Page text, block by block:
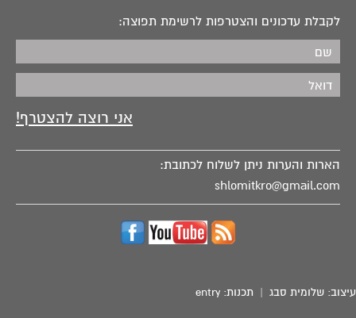
לקבלת עדכונים והצטרפות לרשימת תפוצה:
הארות והערות ניתן לשלוח לכתובת:
shlomitkro@gmail.com
עיצוב: שלומית סבג | תכנות: entry